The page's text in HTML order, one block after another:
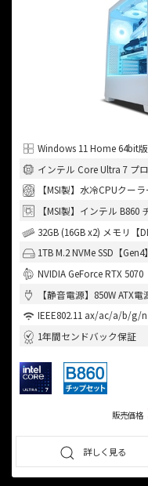
Windows 11 Home 64bit版
インテル Core Ultra 7 プ
【MSI製】水冷CPUクーラ
【MSI製】インテル B860
32GB (16GB x2) メモリ【
1TB M.2 NVMe SSD【Gen4】
NVIDIA GeForce RTX 5070
【静音電源】850W ATX電
IEEE802.11 ax/ac/a/b/g/
1年間センドバック保証
販売価格
詳しく見る